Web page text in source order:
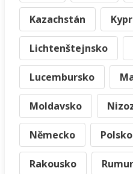
Kazachstán Kypr
Lichtenštejnsko
Lucembursko
Moldavsko
Německo Polsko
Rakousko